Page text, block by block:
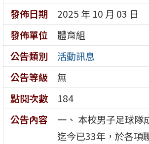
發佈日期
2025 年 10 月 03 日
發佈單位
體育組
公告類別
活動訊息
公告等級
無
點閱次數
184
公告內容
一、 本校男子足球隊
迄今已33年，於各項